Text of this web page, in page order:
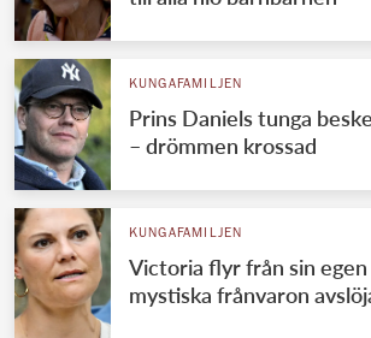
KUNGAFAMILJEN
Prins Daniels tunga
– drömmen krossad
KUNGAFAMILJEN
Victoria flyr från sin
mystiska frånvaron